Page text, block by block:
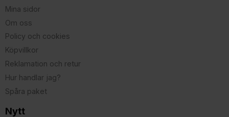
Mina sidor
Om oss
Policy och cookies
Köpvillkor
Reklamation och retur
Hur handlar jag?
Spåra paket
Nytt